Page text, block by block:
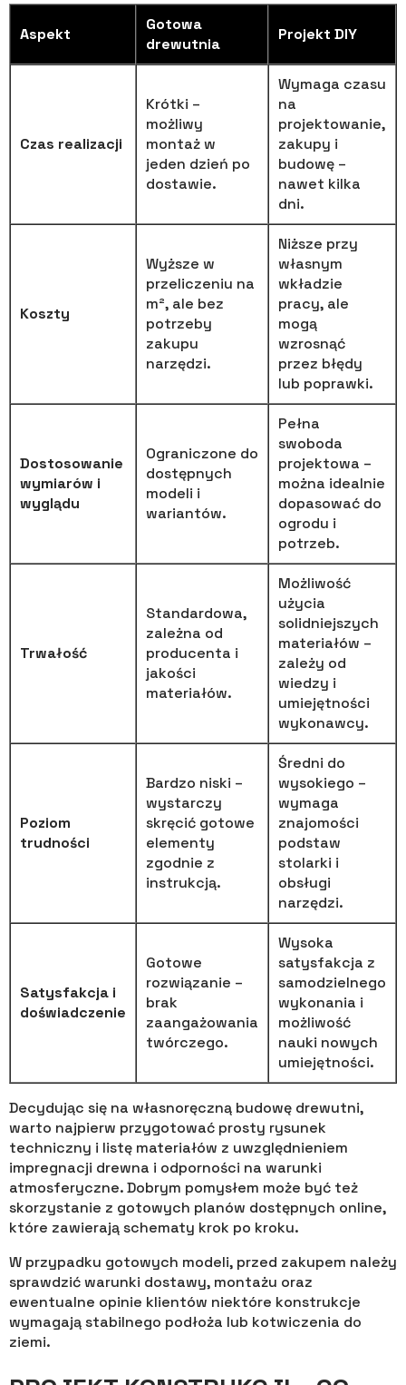
Aspekt
Gotowa
drewutnia
Projekt DIY
Czas realizacji
Krótki –
możliwy
montaż w
jeden dzień po
dostawie.
Wymaga czasu
na
projektowanie,
zakupy i
budowę –
nawet kilka
dni.
Koszty
Wyższe w
przeliczeniu na
m², ale bez
potrzeby
zakupu
narzędzi.
Niższe przy
własnym
wkładzie
pracy, ale
mogą
wzrosnąć
przez błędy
lub poprawki.
Dostosowanie
wymiarów i
wyglądu
Ograniczone do
dostępnych
modeli i
wariantów.
Pełna
swoboda
projektowa –
można idealnie
dopasować do
ogrodu i
potrzeb.
Trwałość
Standardowa,
zależna od
producenta i
jakości
materiałów.
Możliwość
użycia
solidniejszych
materiałów –
zależy od
wiedzy i
umiejętności
wykonawcy.
Poziom
trudności
Bardzo niski –
wystarczy
skręcić gotowe
elementy
zgodnie z
instrukcją.
Średni do
wysokiego –
wymaga
znajomości
podstaw
stolarki i
obsługi
narzędzi.
Satysfakcja i
doświadczenie
Gotowe
rozwiązanie –
brak
zaangażowania
twórczego.
Wysoka
satysfakcja z
samodzielnego
wykonania i
możliwość
nauki nowych
umiejętności.
Decydując się na własnoręczną budowę drewutni,
warto najpierw przygotować prosty rysunek
techniczny i listę materiałów z uwzględnieniem
impregnacji drewna i odporności na warunki
atmosferyczne. Dobrym pomysłem może być też
skorzystanie z gotowych planów dostępnych online,
które zawierają schematy krok po kroku.
W przypadku gotowych modeli, przed zakupem należy
sprawdzić warunki dostawy, montażu oraz
ewentualne opinie klientów niektóre konstrukcje
wymagają stabilnego podłoża lub kotwiczenia do
ziemi.